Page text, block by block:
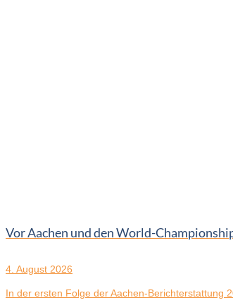
Vor Aachen und den World-
4. August 2026
In der ersten Folge der Aachen-Berichterstattung